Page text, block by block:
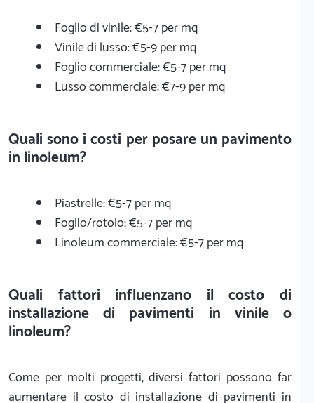
Foglio di vinile: €5-7 per mq
Vinile di lusso: €5-9 per mq
Foglio commerciale: €5-7 per mq
Lusso commerciale: €7-9 per mq
Quali sono i costi per posare un pavimento
in linoleum?
Piastrelle: €5-7 per mq
Foglio/rotolo: €5-7 per mq
Linoleum commerciale: €5-7 per mq
Quali fattori influenzano il costo di
installazione di pavimenti in vinile o
linoleum?
Come per molti progetti, diversi fattori possono far
aumentare il costo di installazione di pavimenti in